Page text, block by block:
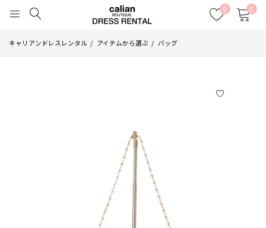
0 0
キャリアンドレスレンタル アイテムから選ぶ バッグ